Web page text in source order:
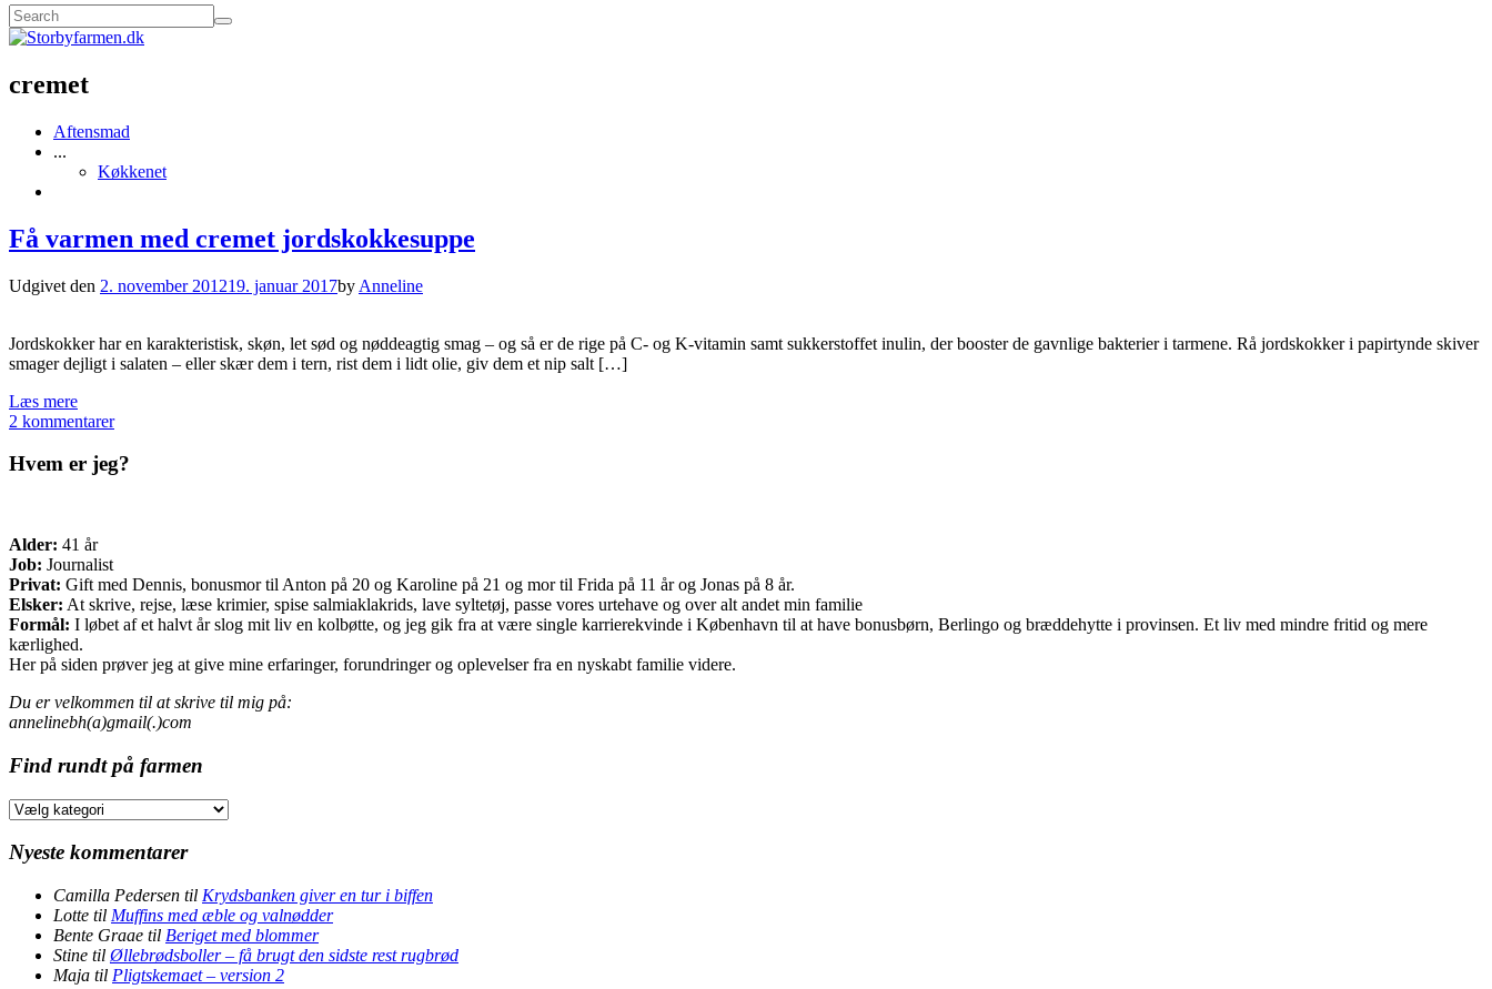
cremet
Aftensmad
...
Køkkenet
Få varmen med cremet jordskokkesuppe
Udgivet den 2. november 201219. januar 2017by Anneline
Jordskokker har en karakteristisk, skøn, let sød og nøddeagtig smag – og så er de rige på C- og K-vitamin samt sukkerstoffet inulin, der booster de gavnlige bakterier i tarmene. Rå jordskokker i papirtynde skiver
smager dejligt i salaten – eller skær dem i tern, rist dem i lidt olie, giv dem et nip salt […]
Læs mere
2 kommentarer
Hvem er jeg?
Alder: 41 år
Job: Journalist
Privat: Gift med Dennis, bonusmor til Anton på 20 og Karoline på 21 og mor til Frida på 11 år og Jonas på 8 år.
Elsker: At skrive, rejse, læse krimier, spise salmiaklakrids, lave syltetøj, passe vores urtehave og over alt andet min familie
Formål: I løbet af et halvt år slog mit liv en kolbøtte, og jeg gik fra at være single karrierekvinde i København til at have bonusbørn, Berlingo og bræddehytte i provinsen. Et liv med mindre fritid og mere
kærlighed.
Her på siden prøver jeg at give mine erfaringer, forundringer og oplevelser fra en nyskabt familie videre.
Du er velkommen til at skrive til mig på:
annelinebh(a)gmail(.)com
Find rundt på farmen
Find
på
farmen
Nyeste kommentarer
Camilla Pedersen til Krydsbanken giver en tur i biffen
Lotte til Muffins med æble og valnødder
Bente Graae til Beriget med blommer
Stine til Øllebrødsboller – få brugt den sidste rest rugbrød
Maja til Pligtskemaet – version 2